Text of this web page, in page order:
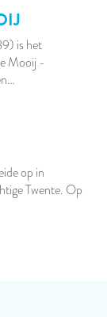
is het
Mooij -
op in
Twente. Op